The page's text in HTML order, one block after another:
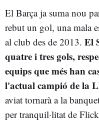
El Barça ja suma nou
rebut un gol, una mala
al club des de 2013. El
quatre i tres gols,
equips que més han
l'actual campió de la
aviat tornarà a la
per tranquil·litat de